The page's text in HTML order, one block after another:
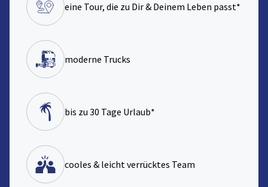
eine Tour, die zu Dir & Deinem Leben passt*
moderne Trucks
bis zu 30 Tage Urlaub*
cooles & leicht verrücktes Team